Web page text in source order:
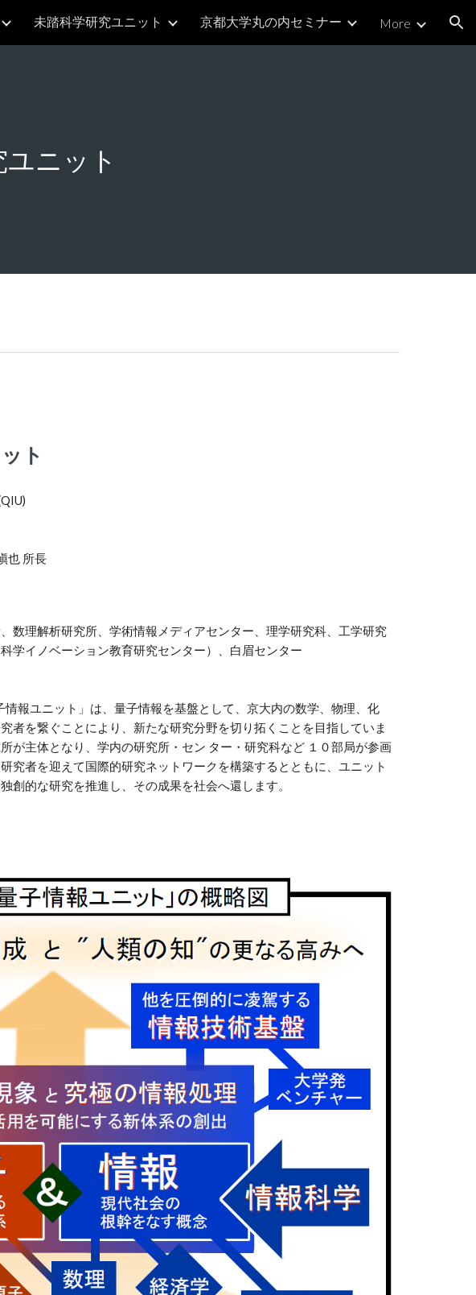
Skip to navigation
未踏科学研究ユニット 京都大学丸の内セミナー More
ニット
ト
也 所長
数理解析研究所、学術情報メディアセンター、理学研究科、工学研究
学イノベーション教育研究センター）、白眉センター
報ユニット」は、量子情報を基盤として、京大内の数学、物理、化
者を繋ぐことにより、新たな研究分野を切り拓くことを目指していま
が主体となり、学内の研究所・セン ター・研究科など １０部局が参画
究者を迎えて国際的研究ネットワークを構築するとともに、ユニット
創的な研究を推進し、その成果を社会へ還します。